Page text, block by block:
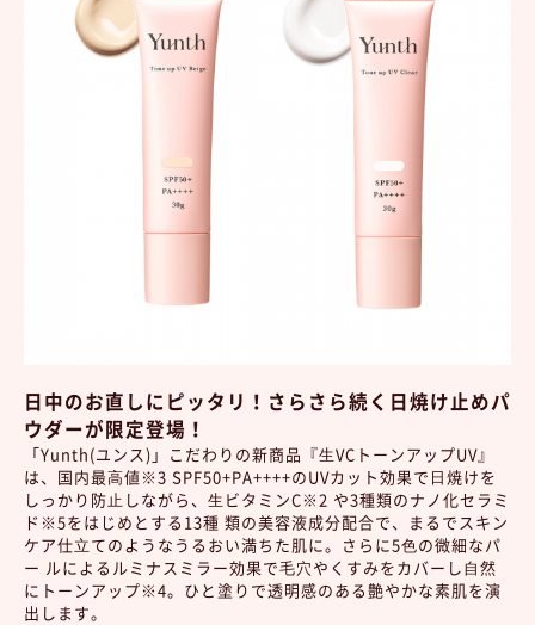
日中のお直しにピッタリ！さらさら続く日焼け止めパ
ウダーが限定登場！
「Yunth(ユンス)」こだわりの新商品『⽣VCトーンアップUV』
は、国内最⾼値※3 SPF50+PA++++のUVカット効果で⽇焼けを
しっかり防⽌しながら、⽣ビタミンC※2 や3種類のナノ化セラミ
ド※5をはじめとする13種 類の美容液成分配合で、まるでスキン
ケア仕⽴てのようなうるおい満ちた肌に。さらに5⾊の微細なパ
ー ルによるルミナスミラー効果で⽑⽳やくすみをカバーし⾃然
にトーンアップ※4。ひと塗りで透明感のある艶やかな素肌を演
出します。